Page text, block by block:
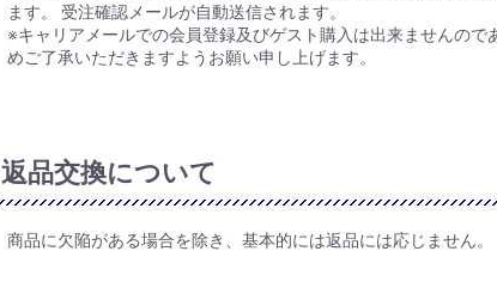
ます。 受注確認メールが自動送信されます。
※キャリアメールでの会員登録及びゲスト購入は出来ませんので
めご了承いただきますようお願い申し上げます。
返品交換について
商品に欠陥がある場合を除き、基本的には返品には応じません。